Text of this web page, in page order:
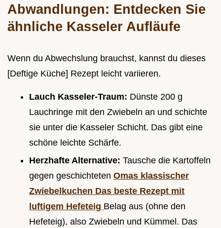
Abwandlungen: Entdecken Sie
ähnliche Kasseler Aufläufe
Wenn du Abwechslung brauchst, kannst du dieses
[Deftige Küche] Rezept leicht variieren.
Lauch Kasseler-Traum: Dünste 200 g
Lauchringe mit den Zwiebeln an und schichte
sie unter die Kasseler Schicht. Das gibt eine
schöne leichte Schärfe.
Herzhafte Alternative: Tausche die Kartoffeln
gegen geschichteten Omas klassischer
Zwiebelkuchen Das beste Rezept mit
luftigem Hefeteig Belag aus (ohne den
Hefeteig), also Zwiebeln und Kümmel. Das